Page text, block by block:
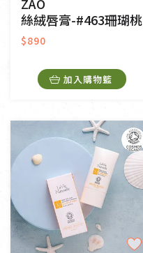
絲絨唇膏-#463珊瑚桃
$890
加入購物籃